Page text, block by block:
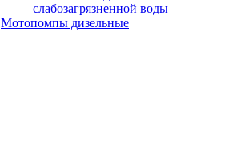
слабозагрязненной воды
Мотопомпы дизельные